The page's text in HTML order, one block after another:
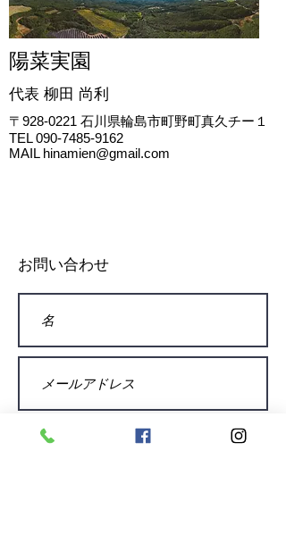
陽菜実園
代表 柳田 尚利
〒928-0221 石川県輪島市町野町真久チー１
TEL090-7485-9162
MAIL hinamien@gmail.com
お問い合わせ